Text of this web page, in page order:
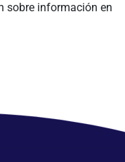
sobre información en